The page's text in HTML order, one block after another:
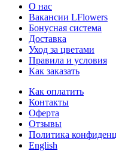
О нас
Вакансии LFlowers
Бонусная система
Доставка
Уход за цветами
Правила и условия
Как заказать
Как оплатить
Контакты
Оферта
Отзывы
Политика
English